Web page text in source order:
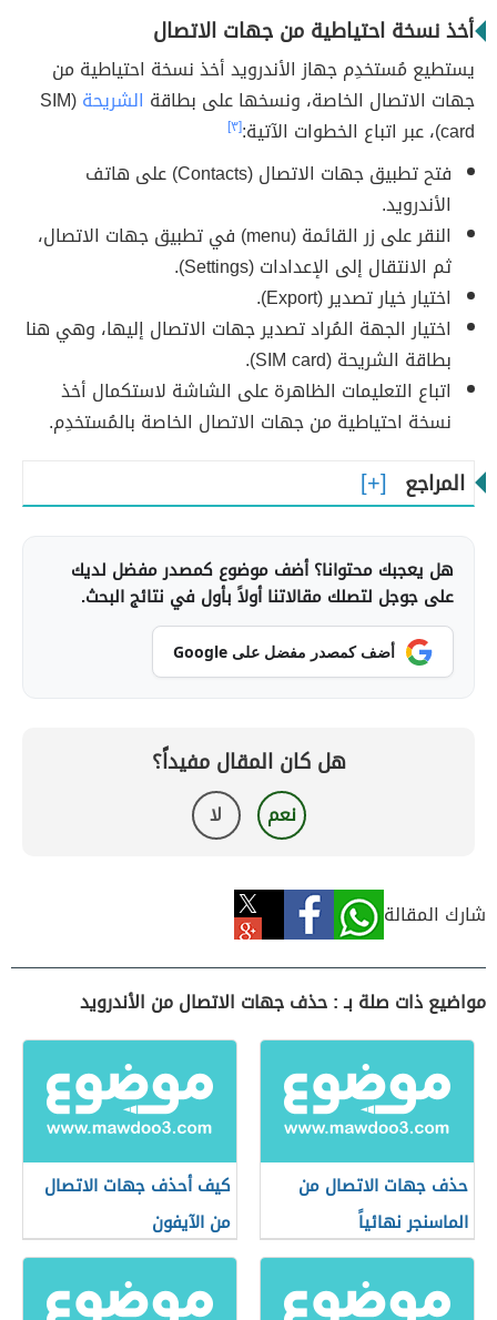
أخذ نسخة احتياطية من جهات الاتصال
يستطيع مُستخدِم جهاز الأندرويد أخذ نسخة احتياطية من
جهات الاتصال الخاصة، ونسخها على بطاقة الشريحة (SIM
card)، عبر اتباع الخطوات الآتية:
[٣]
فتح تطبيق جهات الاتصال (Contacts) على هاتف
الأندرويد.
النقر على زر القائمة (menu) في تطبيق جهات الاتصال،
ثم الانتقال إلى الإعدادات (Settings).
اختيار خيار تصدير (Export).
اختيار الجهة المُراد تصدير جهات الاتصال إليها، وهي هنا
بطاقة الشريحة (SIM card).
اتباع التعليمات الظاهرة على الشاشة لاستكمال أخذ
نسخة احتياطية من جهات الاتصال الخاصة بالمُستخدِم.
المراجع
هل يعجبك محتوانا؟ أضف موضوع كمصدر مفضل لديك
على جوجل لتصلك مقالاتنا أولاً بأول في نتائج البحث.
أضف كمصدر مفضل على Google
هل كان المقال مفيداً؟
نعم لا
شارك المقالة
مواضيع ذات صلة بـ : حذف جهات الاتصال من الأندرويد
حذف جهات الاتصال من
الماسنجر نهائياً
كيف أحذف جهات الاتصال
من الآيفون